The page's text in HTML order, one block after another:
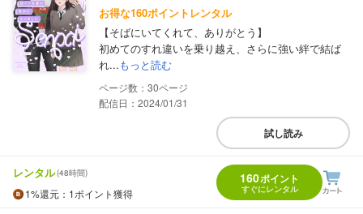
お得な160ポイントレンタル
【そばにいてくれて、ありがとう】
初めてのすれ違いを乗り越え、さらに強い絆で結ば
れ...もっと読む
30
配信日：2024/01/31
試し読み
レンタル(48時間)
1%還元 ：1ポイント獲得
160ポイント
すぐにレンタル